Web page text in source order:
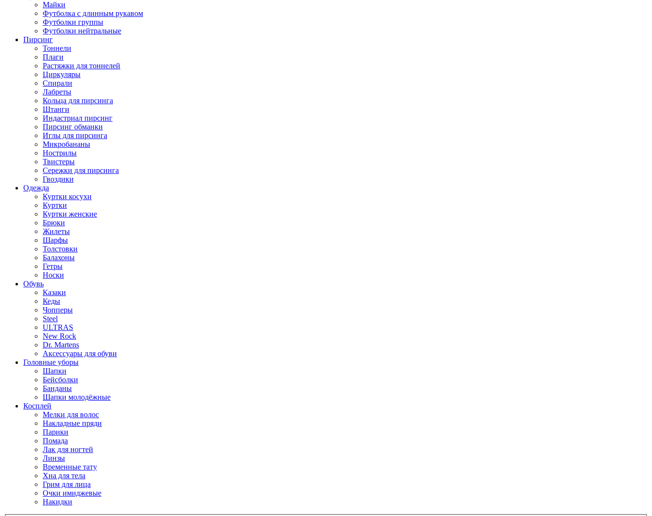
Майки
Футболка с длинным рукавом
Футболки группы
Футболки нейтральные
Пирсинг
Тоннели
Плаги
Растяжки для тоннелей
Циркуляры
Спирали
Лабреты
Кольца для пирсинга
Штанги
Индастриал пирсинг
Пирсинг обманки
Иглы для пирсинга
Микробананы
Нострилы
Твистеры
Сережки для пирсинга
Гвоздики
Одежда
Куртки косухи
Куртки
Куртки женские
Брюки
Жилеты
Шарфы
Толстовки
Балахоны
Гетры
Носки
Обувь
Казаки
Кеды
Чопперы
Steel
ULTRAS
New Rock
Dr. Martens
Аксессуары для обуви
Головные уборы
Шапки
Бейсболки
Банданы
Шапки молодёжные
Косплей
Мелки для волос
Накладные пряди
Парики
Помада
Лак для ногтей
Линзы
Временные тату
Хна для тела
Грим для лица
Очки имиджевые
Накидки